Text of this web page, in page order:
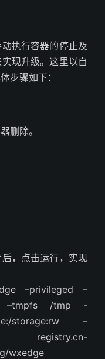
执行容器的停止及
现升级。这里以自
步骤如下：
删除。
，点击运行，实现
–privileged –
–tmpfs /tmp -
storage:rw –
wxedge